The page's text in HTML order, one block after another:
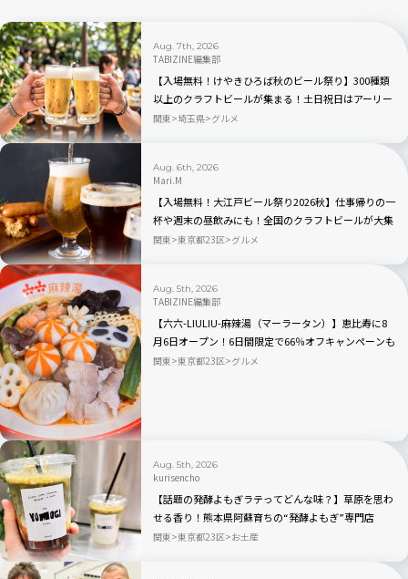
Aug. 7th, 2026
TABIZINE編集部
【入場無料！けやきひろば秋のビール祭り】300種類
以上のクラフトビールが集まる！土日祝日はアーリー
オープンも｜さいたま新都心
関東 埼玉県 グルメ
Aug. 6th, 2026
Mari.M
【入場無料！大江戸ビール祭り2026秋】仕事帰りの一
杯や週末の昼飲みにも！全国のクラフトビールが大集
合｜品川
関東 東京都23区 グルメ
Aug. 5th, 2026
TABIZINE編集部
【六六-LIULIU-麻辣湯（マーラータン）】恵比寿に8
月6日オープン！6日間限定で66％オフキャンペーンも
関東 東京都23区 グルメ
Aug. 5th, 2026
kurisencho
【話題の発酵よもぎラテってどんな味？】草原を思わ
せる香り！熊本県阿蘇育ちの“発酵よもぎ”専門店
「BETWEEN by THE YOMOGI STAND」渋谷にオープ
関東 東京都23区 お土産